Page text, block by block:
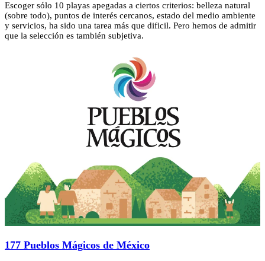
Escoger sólo 10 playas apegadas a ciertos criterios: belleza natural
(sobre todo), puntos de interés cercanos, estado del medio ambiente
y servicios, ha sido una tarea más que dificil. Pero hemos de admitir
que la selección es también subjetiva.
177 Pueblos Mágicos de México